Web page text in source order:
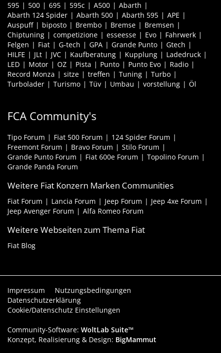
595 500 695 595c A500
Abarth
Abarth 124 Spider
Abarth 500 Abarth 595
APE
Auspuff
biposto Brembo Bremse
Bremsen
Chiptuning
competizione esseesse Evo
Fahrwerk
Felgen
Fiat G-tech GPA Grande Punto
Gtech
HILFE
JLt JVC Kaufberatung Kupplung
Ladedruck
LED
Motor OZ Pista Punto Punto Evo
Radio
Record Monza
sitze treffen Tuning
Turbo
Turbolader
Turismo Tüv Umbau vorstellung Öl
FCA Community's
Tipo Forum Fiat 500 Forum
124 Spider Forum
Freemont Forum
Bravo Forum
Stilo Forum
Grande Punto Forum
Fiat 600e Forum
Topolino Forum
Grande Panda Forum
Weitere Fiat Konzern Marken Communities
Fiat Forum Lancia Forum Jeep Forum
Jeep 4xe Forum
Jeep Avenger Forum
Alfa Romeo Forum
Weitere Webseiten zum Thema Fiat
Fiat Blog
Impressum
Nutzungsbedingungen
Datenschutzerklärung
Cookie/Datenschutz Einstellungen
Community-Software: WoltLab Suite™
Konzept, Realisierung & Design: BigMammut